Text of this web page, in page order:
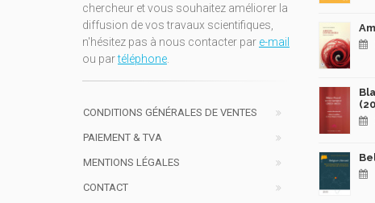
chercheur et vous souhaitez améliorer la
diffusion de vos travaux scientifiques,
n'hésitez pas à nous contacter par e-mail
ou partéléphone
CONDITIONS GÉNÉRALES DE VENTES
PAIEMENT & TVA
MENTIONS LÉGALES
CONTACT